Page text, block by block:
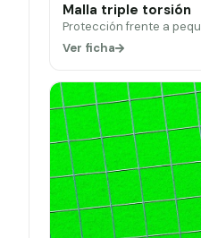
Malla triple torsión
Protección frente a
Ver ficha